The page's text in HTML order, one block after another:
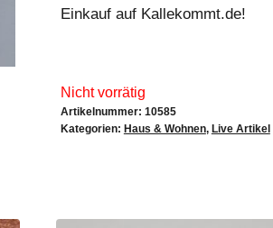
Einkauf auf Kallekommt.de!
Nicht vorrätig
Artikelnummer: 10585
Kategorien: Haus & Wohnen, Live Artikel